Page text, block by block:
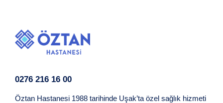
0276 216 16 00
Öztan Hastanesi 1988 tarihinde Uşak’ta özel sağlık hizmeti